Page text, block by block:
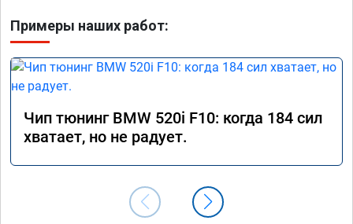
Примеры наших работ:
Чип тюнинг BMW 520i F10: когда 184 сил
хватает, но не радует.